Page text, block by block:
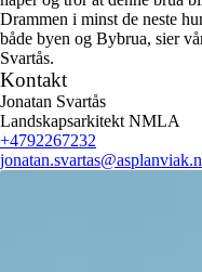
Drammen i minst de neste
både byen og Bybrua, sier
Svartås.
Kontakt
Jonatan Svartås
Landskapsarkitekt NMLA
+4792267232
jonatan.svartas